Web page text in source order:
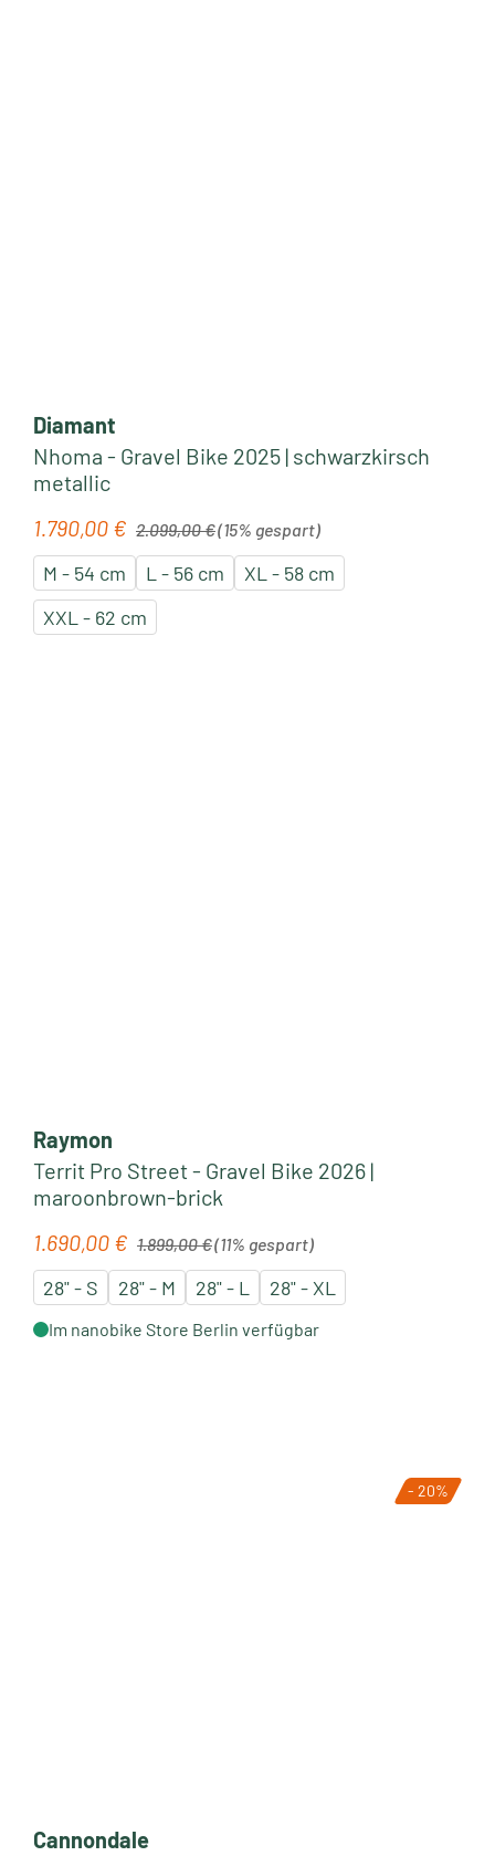
Diamant
Nhoma - Gravel Bike 2025 | schwarzkirsch
metallic
Verkaufspreis:
1.790,00 € Regulärer Preis:
2.099,00 €(15% gespart)
M - 54 cm L - 56 cm
XL - 58 cm
XXL - 62 cm
Raymon
Territ Pro Street - Gravel Bike 2026 |
maroonbrown-brick
Verkaufspreis:
1.690,00 € 1.899,00 €(11% gespart)
28" - S 28" - M 28" - L 28" - XL
Im nanobike Store Berlin verfügbar
- 20%
Cannondale